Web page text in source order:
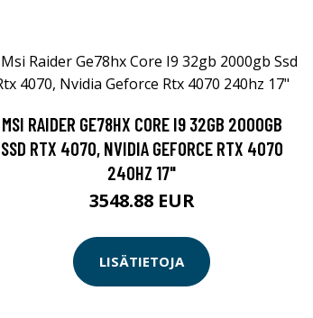
MSI RAIDER GE78HX CORE I9 32GB 2000GB
SSD RTX 4070, NVIDIA GEFORCE RTX 4070
240HZ 17"
3548.88 EUR
LISÄTIETOJA